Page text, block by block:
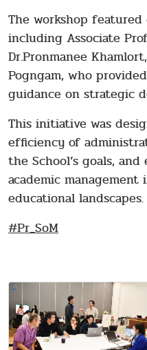
The workshop
including Associate
Dr.Pronmanee
Pogngam, who
guidance on strategic
This initiative was
efficiency of
the School’s goals,
academic
educational landscapes.
#Pr_SoM